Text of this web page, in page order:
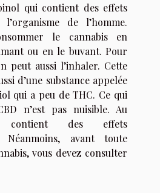
qui contient des effets
de l’homme.
le cannabis en
ou en le buvant. Pour
peut aussi l’inhaler. Cette
d’une substance appelée
qui a peu de THC. Ce qui
n’est pas nuisible. Au
des effets
Néanmoins, avant toute
vous devez consulter